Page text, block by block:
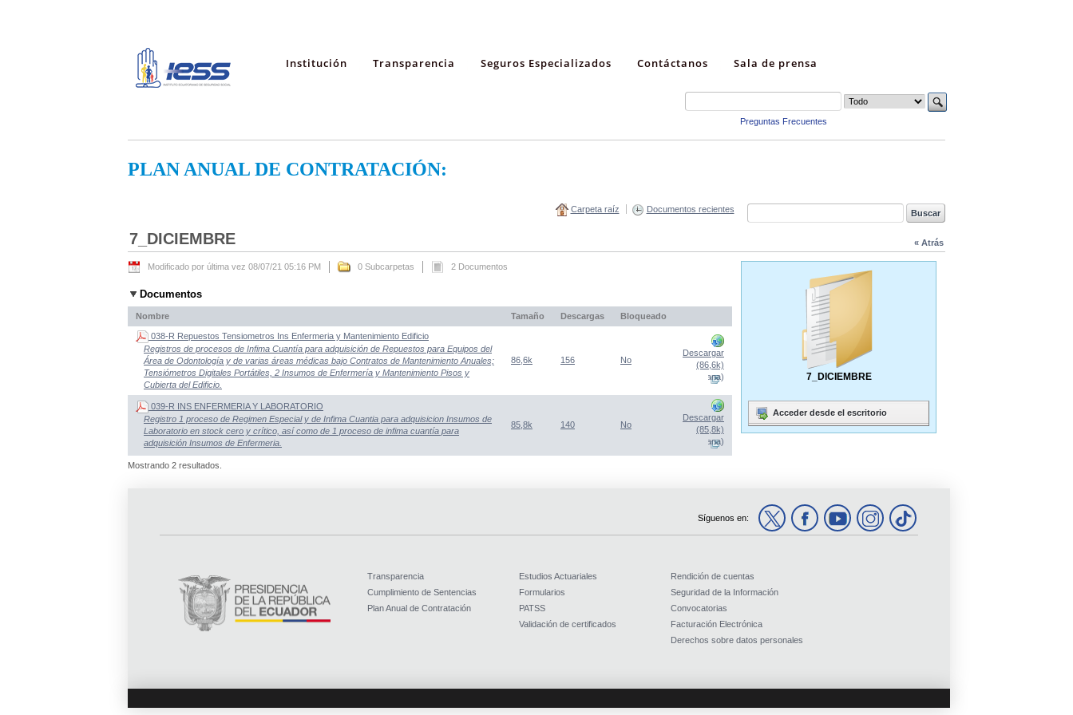
Institución Transparencia Seguros Especializados Contáctanos Sala de prensa
Preguntas Frecuentes
PLAN ANUAL DE CONTRATACIÓN:
Carpeta raíz Documentos recientes
« Atrás
7_DICIEMBRE
Modificado por última vez 08/07/21 05:16 PM 0 Subcarpetas 2 Documentos
Documentos
Nombre Tamaño Descargas Bloqueado
038-R Repuestos Tensiometros Ins Enfermeria y Mantenimiento Edificio
Registros de procesos de Infima Cuantía para adquisición de Repuestos para Equipos del
Área de Odontología y de varias áreas médicas bajo Contratos de Mantenimiento Anuales;
Tensiómetros Digitales Portátiles, 2 Insumos de Enfermería y Mantenimiento Pisos y
Cubierta del Edificio.
86,6k 156 No
Descargar
(86,6k)
(Abre una nueva ventana)
039-R INS ENFERMERIA Y LABORATORIO
Registro 1 proceso de Regimen Especial y de Infima Cuantia para adquisicion Insumos de
Laboratorio en stock cero y crítico, así como de 1 proceso de infima cuantía para
adquisición Insumos de Enfermeria.
85,8k 140 No
Descargar
(85,8k)
(Abre una nueva ventana)
Mostrando 2 resultados.
7_DICIEMBRE
Acceder desde el escritorio
Síguenos en:
Transparencia
Cumplimiento de Sentencias
Plan Anual de Contratación
Estudios Actuariales
Formularios
PATSS
Validación de certificados
Rendición de cuentas
Seguridad de la Información
Convocatorias
Facturación Electrónica
Derechos sobre datos personales